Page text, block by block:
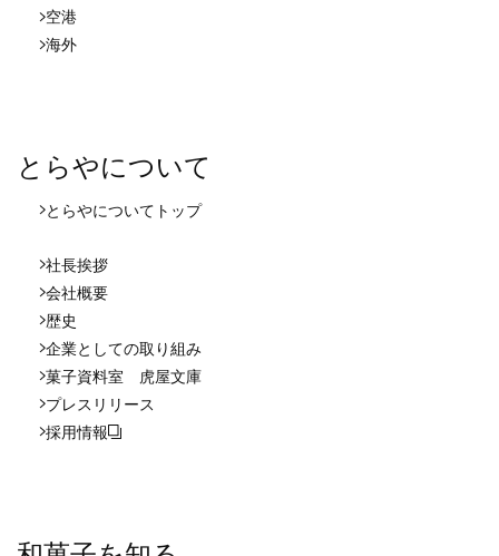
空港
海外
とらやについて
とらやについて トップ
社長挨拶
会社概要
歴史
企業としての取り組み
菓子資料室 虎屋文庫
プレスリリース
採用情報